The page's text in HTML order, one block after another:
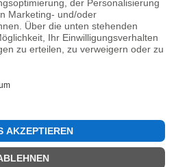
hin zur Datenanalyse
Umfeld, dann findest Du mein
Profil auf LinkedIn.
vernetzen